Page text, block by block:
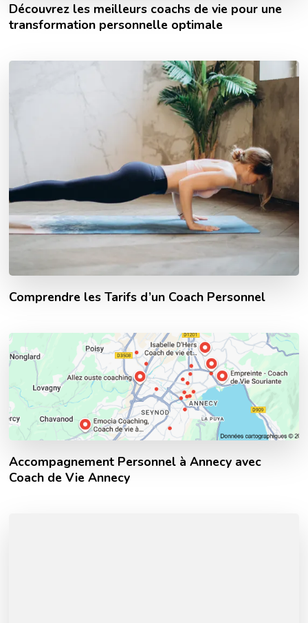
Découvrez les meilleurs coachs de vie pour une
transformation personnelle optimale
Comprendre les Tarifs d’un Coach Personnel
Accompagnement Personnel à Annecy avec
Coach de Vie Annecy